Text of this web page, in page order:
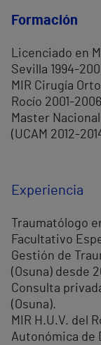
Formación
Licenciado en
Sevilla 1994-
MIR Cirugía
Rocío 2001-
Master
(UCAM 2012-
Experiencia
Traumatólogo
Facultativo
Gestión de
(Osuna) desde
Consulta
(Osuna).
MIR H.U.V. del
Autonómica de